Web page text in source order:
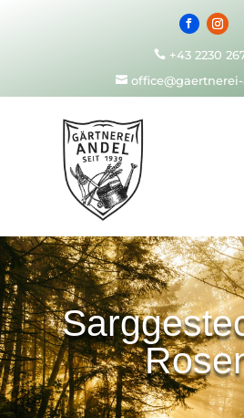
 +43 2230
